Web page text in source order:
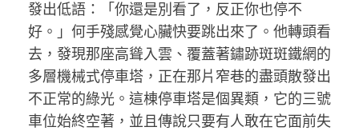
發出低語：「你還是別看了，反正你也停不
好。」何手殘感覺心臟快要跳出來了。他轉頭看
去，發現那座高聳入雲、覆蓋著鏽跡斑斑鐵網的
多層機械式停車塔，正在那片窄巷的盡頭散發出
不正常的綠光。這棟停車塔是個異類，它的三號
車位始終空著，並且傳說只要有人敢在它面前失